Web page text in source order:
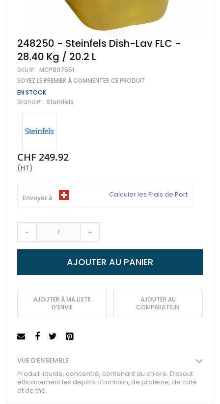
Skip
to
the
beginning
of
the
images
gallery
248250 - Steinfels Dish-Lav FLC -
28.40 Kg / 20.2 L
SKU MCP007551
SOYEZ LE PREMIER À COMMENTER CE PRODUIT
EN STOCK
Brand
Steinfels
CHF 249.92
(HT)
Envoyez à Calculer les Frais de Port
- +
AJOUTER AU PANIER
AJOUTER À MA LISTE
D’ENVIE
AJOUTER AU
COMPARATEUR
VUE D’ENSEMBLE
Produit liquide, concentré, contenant du chlore. Dissout
efficacement les dépôts d’amidon, de protéine, de café
et de thé.